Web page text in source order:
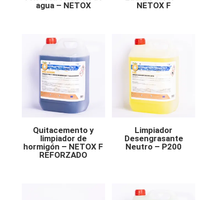
agua – NETOX
NETOX F
Quitacemento y
limpiador de
hormigón – NETOX F
REFORZADO
Limpiador
Desengrasante
Neutro – P200